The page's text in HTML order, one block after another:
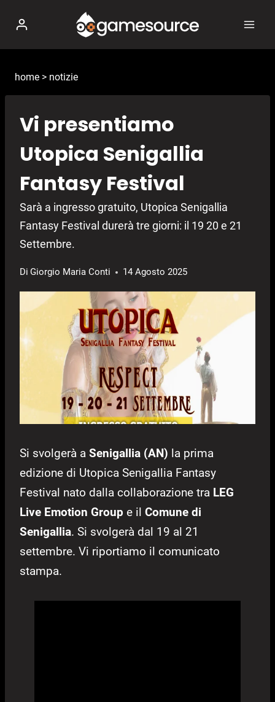
contenuto
home > notizie
Vi presentiamo
Utopica Senigallia
Fantasy Festival
Sarà a ingresso gratuito, Utopica Senigallia
Fantasy Festival durerà tre giorni: il 19 20 e 21
Settembre.
Di Giorgio Maria Conti 14 Agosto 2025
Si svolgerà a Senigallia (AN) la prima
edizione di Utopica Senigallia Fantasy
Festival nato dalla collaborazione tra LEG
Live Emotion Group e il Comune di
Senigallia. Si svolgerà dal 19 al 21
settembre. Vi riportiamo il comunicato
stampa.